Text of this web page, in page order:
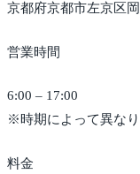
京都府京都市左京区
営業時間
6:00 – 17:00
※時期によって異な
料金